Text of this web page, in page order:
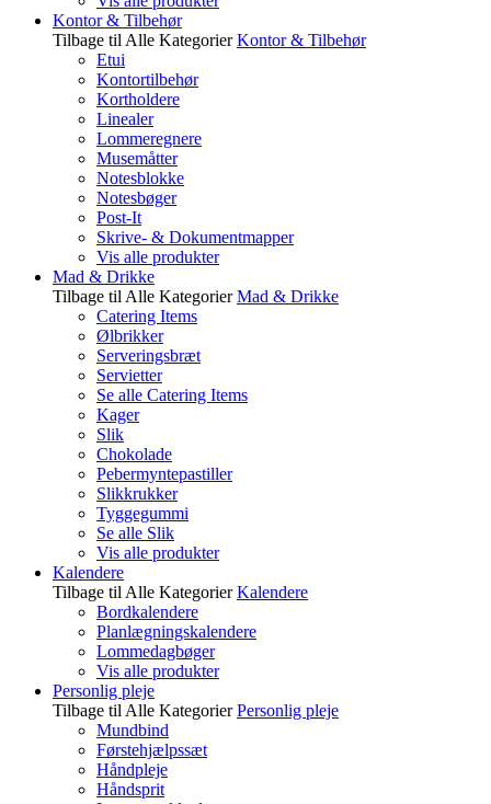
Kontor & Tilbehør
Tilbage til Alle Kategorier Kontor & Tilbehør
Etui
Kontortilbehør
Kortholdere
Linealer
Lommeregnere
Musemåtter
Notesblokke
Notesbøger
Post-It
Skrive- & Dokumentmapper
Vis alle produkter
Mad & Drikke
Tilbage til Alle Kategorier Mad & Drikke
Catering Items
Ølbrikker
Serveringsbræt
Servietter
Se alle Catering Items
Kager
Slik
Chokolade
Pebermyntepastiller
Slikkrukker
Tyggegummi
Se alle Slik
Vis alle produkter
Kalendere
Tilbage til Alle Kategorier Kalendere
Bordkalendere
Planlægningskalendere
Lommedagbøger
Vis alle produkter
Personlig pleje
Tilbage til Alle Kategorier Personlig pleje
Mundbind
Førstehjælpssæt
Håndpleje
Håndsprit